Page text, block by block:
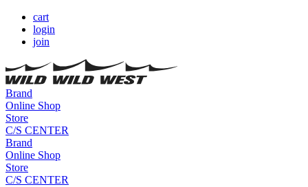
cart
login
join
Brand
Online Shop
Store
C/S CENTER
Brand
Online Shop
Store
C/S CENTER